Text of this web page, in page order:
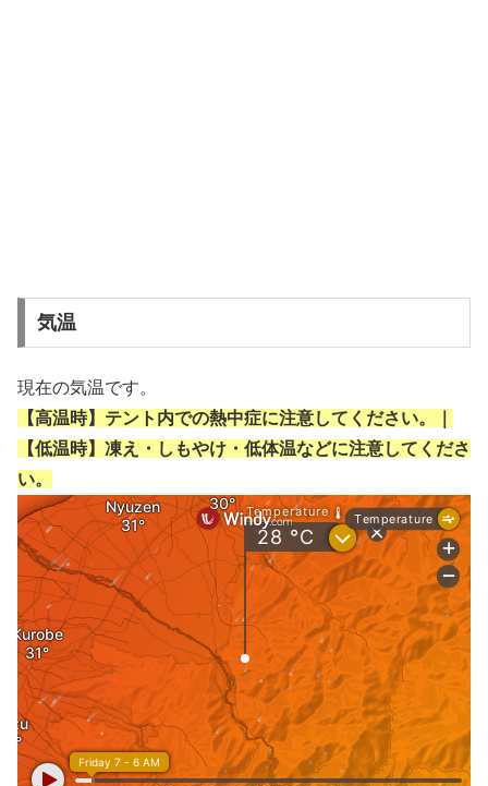
気温
現在の気温です。
【高温時】テント内での熱中症に注意してください。｜
【低温時】凍え・しもやけ・低体温などに注意してくださ
い。